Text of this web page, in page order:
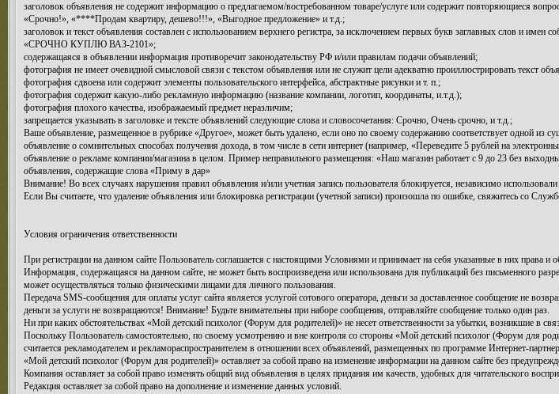
заголовок объявления не содержит информацию о предлагаемом/востребованном товаре/услуге или содержит повторяющиеся
«Срочно!», «****Продам квартиру, дешево!!!», «Выгодное предложение» и т.д.;
заголовок и текст объявления составлен с использованием верхнего регистра, за исключением первых букв заглавных слов и
«СРОЧНО КУПЛЮ ВАЗ-2101»;
содержащаяся в объявлении информация противоречит законодательству РФ и/или правилам подачи объявлений;
фотография не имеет очевидной смысловой связи с текстом объявления или не служит цели адекватно проиллюстрировать текст
фотография сдвоена или содержит элементы пользовательского интерфейса, абстрактные рисунки и т. п.;
фотография содержит какую-либо рекламную информацию (название компании, логотип, координаты, и.т.д.);
фотография плохого качества, изображаемый предмет неразличим;
запрещается указывать в заголовке и тексте объявлений следующие слова и словосочетания: Срочно, Очень срочно, и т.д.;
Ваше объявление, размещенное в рубрике «Другое», может быть удалено, если оно по своему содержанию соответствует одной из
объявление о сомнительных способах получения дохода, в том числе в сети интернет (например, «Переведите 5 рублей на
объявление о рекламе компании/магазина в целом. Пример неправильного размещения: «Наш магазин работает с 9 до 23 без
объявления, содержащие слова «Приму в дар»
Внимание! Во всех случаях нарушения правил объявления и/или учетная запись пользователя блокируется, независимо
Если Вы считаете, что удаление объявления или блокировка регистрации (учетной записи) произошла по ошибке, свяжитесь со
Условия ограничения ответственности
При регистрации на данном сайте Пользователь соглашается с настоящими Условиями и принимает на себя указанные в них права и
Информация, содержащаяся на данном сайте, не может быть воспроизведена или использована для публикаций без письменного
может осуществляться только физическими лицами для личного пользования.
Передача SMS-сообщения для оплаты услуг сайта является услугой сотового оператора, деньги за доставленное сообщение не
деньги за услуги не возвращаются! Внимание! Будьте внимательны при наборе сообщения, отправляйте сообщение только один раз.
Ни при каких обстоятельствах «Мой детский психолог (Форум для родителей)» не несет ответственности за убытки, возникшие в
Поскольку Пользователь самостоятельно, по своему усмотрению и вне контроля со стороны «Мой детский психолог (Форум для
считается рекламодателем и рекламораспространителем в отношении всех объявлений, размещенных по программе Интернет-
«Мой детский психолог (Форум для родителей)» оставляет за собой право на изменение информации на данном сайте без
Компания оставляет за собой право изменять общий вид объявления в целях придания им качеств, удобных для читательского
Редакция оставляет за собой право на дополнение и изменение данных условий.